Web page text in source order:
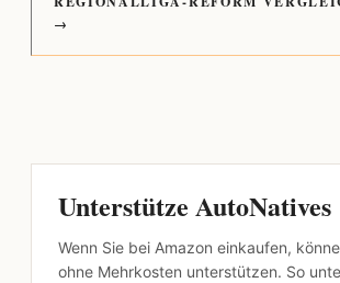
→
Unterstütze AutoNatives
Wenn Sie bei Amazon einkaufen,
ohne Mehrkosten unterstützen. So